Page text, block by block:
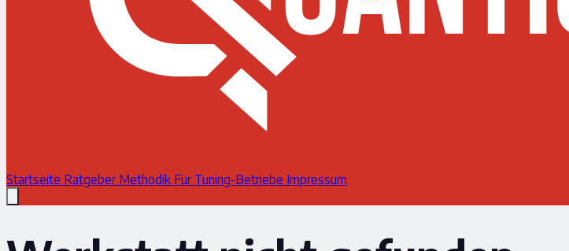
Startseite Ratgeber Methodik Für Tuning-Betriebe Impressum